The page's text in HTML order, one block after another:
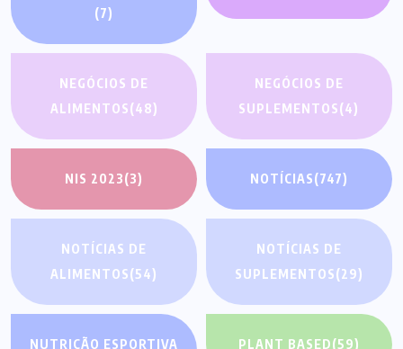
(7)
NEGÓCIOS DE
ALIMENTOS(48)
NEGÓCIOS DE
SUPLEMENTOS(4)
NIS 2023(3) NOTÍCIAS(747)
NOTÍCIAS DE
ALIMENTOS(54)
NOTÍCIAS DE
SUPLEMENTOS(29)
NUTRIÇÃO ESPORTIVA PLANT BASED(59)